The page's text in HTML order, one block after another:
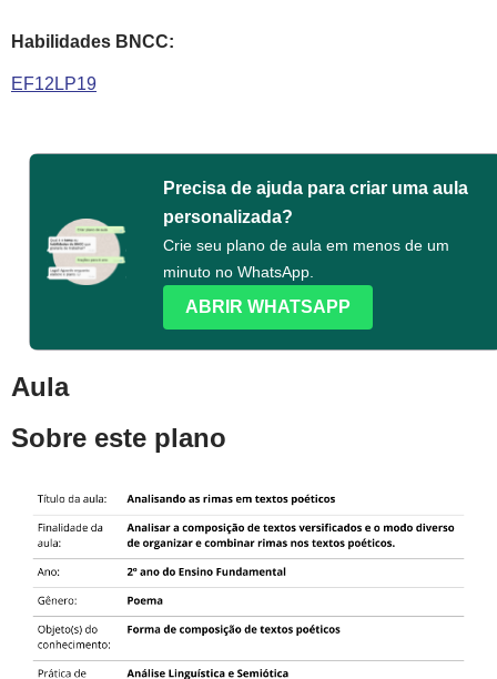
Habilidades BNCC:
EF12LP19
Precisa de ajuda para criar uma aula
personalizada?
Crie seu plano de aula em menos de um
minuto no WhatsApp.
ABRIR WHATSAPP
Aula
Sobre este plano